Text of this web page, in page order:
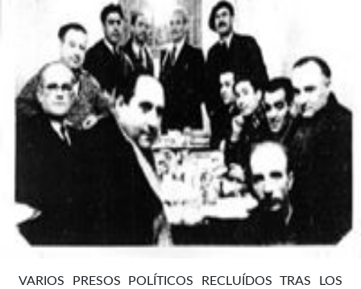
VARIOS PRESOS POLÍTICOS RECLUÍDOS TRAS LOS